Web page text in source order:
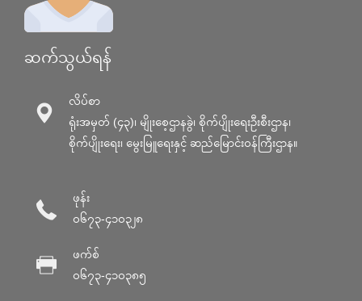
ဆက်သွယ်ရန်
လိပ်စာ
ရုံးအမှတ် (၄၃)၊ မျိုးစေ့ဌာနခွဲ၊ စိုက်ပျိုးရေးဦးစီးဌာန၊
စိုက်ပျိုးရေး၊ မွေးမြူရေးနှင့် ဆည်မြောင်း၀န်ကြီးဌာန။
ဖုန်း
၀၆၇၃-၄၁၀၃၂၈
ဖက်စ်
၀၆၇၃-၄၁၀၃၈၅